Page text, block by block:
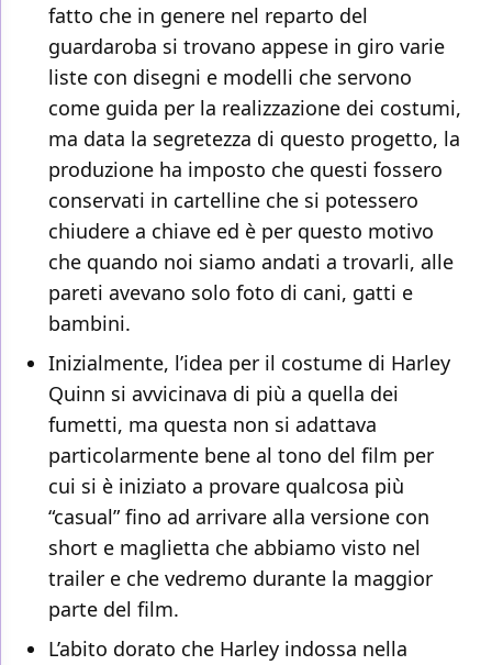
fatto che in genere nel reparto del
guardaroba si trovano appese in giro varie
liste con disegni e modelli che servono
come guida per la realizzazione dei costumi,
ma data la segretezza di questo progetto, la
produzione ha imposto che questi fossero
conservati in cartelline che si potessero
chiudere a chiave ed è per questo motivo
che quando noi siamo andati a trovarli, alle
pareti avevano solo foto di cani, gatti e
bambini.
Inizialmente, l’idea per il costume di Harley
Quinn si avvicinava di più a quella dei
fumetti, ma questa non si adattava
particolarmente bene al tono del film per
cui si è iniziato a provare qualcosa più
“casual” fino ad arrivare alla versione con
short e maglietta che abbiamo visto nel
trailer e che vedremo durante la maggior
parte del film.
L’abito dorato che Harley indossa nella